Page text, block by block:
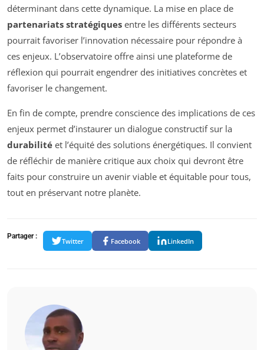
déterminant dans cette dynamique. La mise en place de
partenariats stratégiques entre les différents secteurs
pourrait favoriser l’innovation nécessaire pour répondre à
ces enjeux. L’observatoire offre ainsi une plateforme de
réflexion qui pourrait engendrer des initiatives concrètes et
favoriser le changement.
En fin de compte, prendre conscience des implications de ces
enjeux permet d’instaurer un dialogue constructif sur la
durabilité et l’équité des solutions énergétiques. Il convient
de réfléchir de manière critique aux choix qui devront être
faits pour construire un avenir viable et équitable pour tous,
tout en préservant notre planète.
Partager :
Twitter Facebook LinkedIn